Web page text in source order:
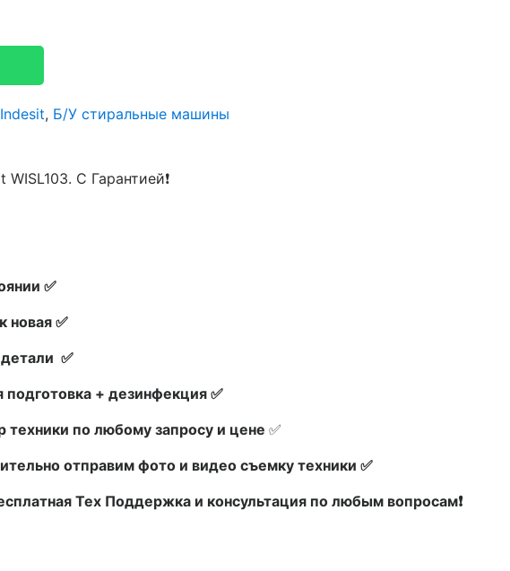
Indesit, Б/У стиральные машины
С Гарантией❗
✅
новая ✅
✅
+ дезинфекция ✅
техники по любому запросу и цене ✅
отправим фото и видео съемку техники ✅
Тех Поддержка и консультация по любым вопросам❗